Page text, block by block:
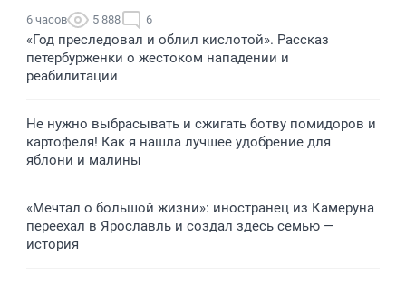
6 часов 5 888 6
«Год преследовал и облил кислотой». Рассказ
петербурженки о жестоком нападении и
реабилитации
Не нужно выбрасывать и сжигать ботву помидоров и
картофеля! Как я нашла лучшее удобрение для
яблони и малины
«Мечтал о большой жизни»: иностранец из Камеруна
переехал в Ярославль и создал здесь семью —
история